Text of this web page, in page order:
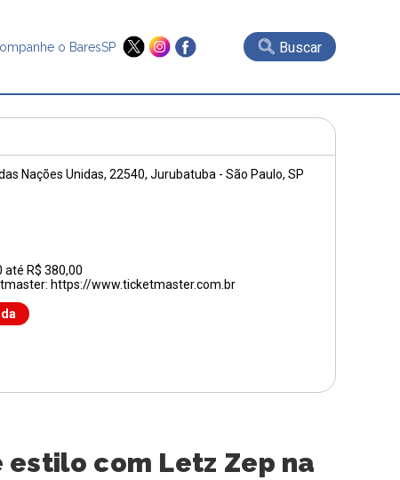
o BaresSP Buscar
Nações Unidas, 22540, Jurubatuba - São Paulo, SP
até R$ 380,00
https://www.ticketmaster.com.br
com Letz Zep na